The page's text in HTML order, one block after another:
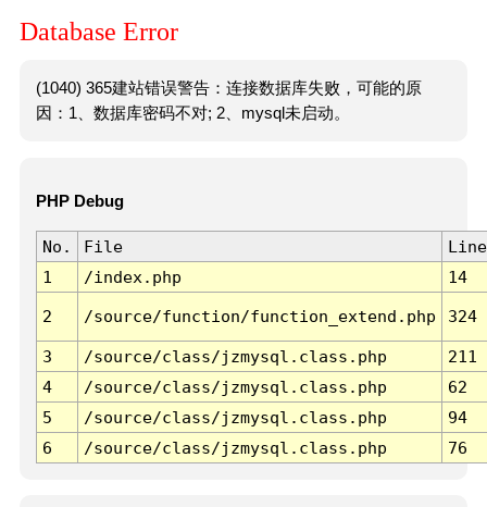
Database Error
(1040) 365建站错误警告：连接数据库失败，可能的原
因：1、数据库密码不对; 2、mysql未启动。
PHP Debug
No. File
Line
1
/index.php 14
2 /source/function/function_extend.php 324
3 /source/class/jzmysql.class.php
211
4
/source/class/jzmysql.class.php
62
5
/source/class/jzmysql.class.php
94
6
/source/class/jzmysql.class.php 76